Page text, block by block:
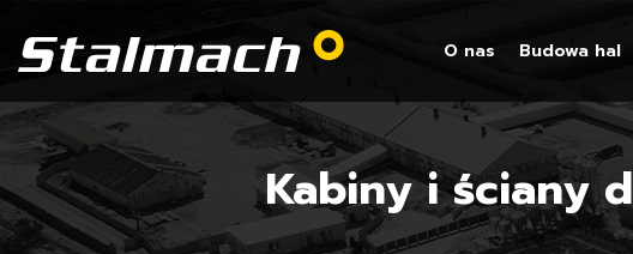
O nas Budowa hal
Kabiny i ściany